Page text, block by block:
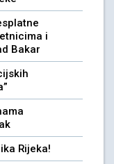
i
Bakar
Rijeka!